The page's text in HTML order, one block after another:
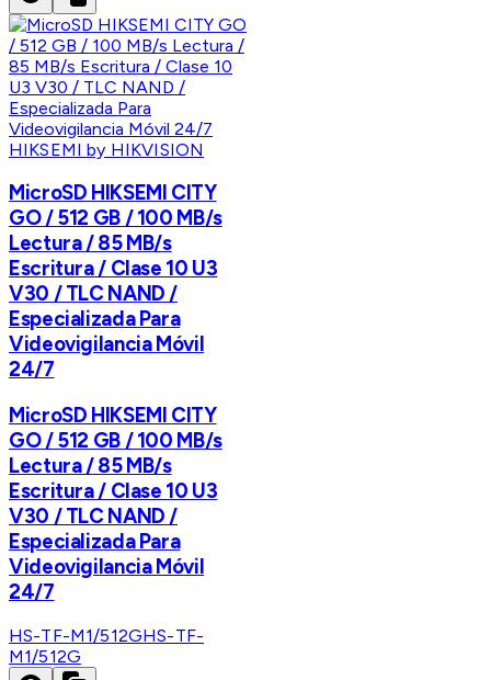
HIKSEMI by HIKVISION
MicroSD HIKSEMI CITY
GO / 512 GB / 100 MB/s
Lectura / 85 MB/s
Escritura / Clase 10 U3
V30 / TLC NAND /
Especializada Para
Videovigilancia Móvil
24/7
MicroSD HIKSEMI CITY
GO / 512 GB / 100 MB/s
Lectura / 85 MB/s
Escritura / Clase 10 U3
V30 / TLC NAND /
Especializada Para
Videovigilancia Móvil
24/7
HS-TF-M1/512GHS-TF-
M1/512G